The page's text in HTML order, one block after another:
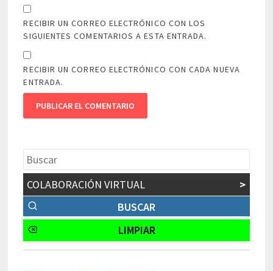
RECIBIR UN CORREO ELECTRÓNICO CON LOS
SIGUIENTES COMENTARIOS A ESTA ENTRADA.
RECIBIR UN CORREO ELECTRÓNICO CON CADA NUEVA
ENTRADA.
COLABORACIÓN VIRTUAL >